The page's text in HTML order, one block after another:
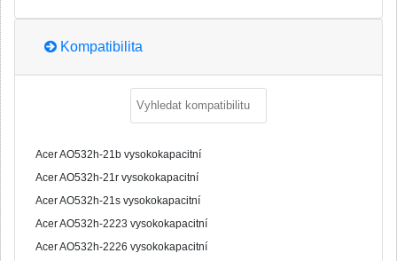
Kompatibilita
Acer AO532h-21b vysokokapacitní
Acer AO532h-21r vysokokapacitní
Acer AO532h-21s vysokokapacitní
Acer AO532h-2223 vysokokapacitní
Acer AO532h-2226 vysokokapacitní